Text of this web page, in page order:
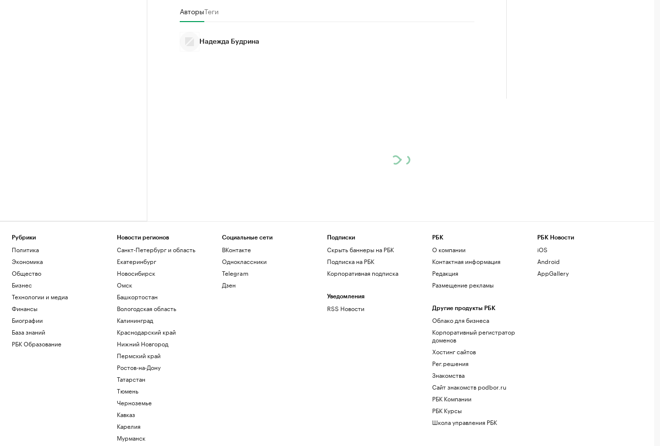
АвторыТеги
Надежда Будрина
Рубрики
Политика
Экономика
Общество
Бизнес
Технологии и медиа
Финансы
Биографии
База знаний
РБК Образование
Новости регионов
Санкт-Петербург и область
Екатеринбург
Новосибирск
Омск
Башкортостан
Вологодская область
Калининград
Краснодарский край
Нижний Новгород
Пермский край
Ростов-на-Дону
Татарстан
Тюмень
Черноземье
Кавказ
Карелия
Мурманск
Социальные сети
ВКонтакте
Одноклассники
Telegram
Дзен
Подписки
Скрыть баннеры на РБК
Подписка на РБК
Корпоративная подписка
Уведомления
RSS Новости
РБК
О компании
Контактная информация
Редакция
Размещение рекламы
Другие продукты РБК
Облако для бизнеса
Корпоративный регистратор
доменов
Хостинг сайтов
Рег.решения
Знакомства
Сайт знакомств podbor.ru
РБК Компании
РБК Курсы
Школа управления РБК
РБК Новости
iOS
Android
AppGallery